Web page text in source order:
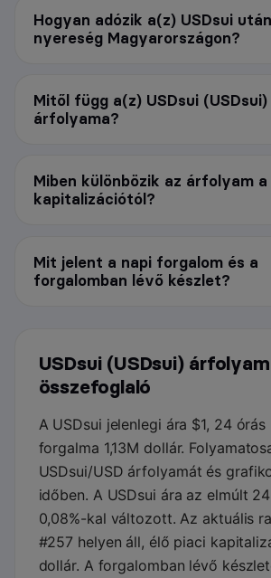
Hogyan adózik a(z) USDsui
nyereség Magyarországon?
Mitől függ a(z) USDsui (USDsui)
árfolyama?
Miben különbözik az árfolyam
kapitalizációtól?
Mit jelent a napi forgalom és a
forgalomban lévő készlet?
USDsui (USDsui) árfolyam
összefoglaló
A USDsui jelenlegi ára $1, 24
forgalma 1,13M dollár.
USDsui/USD árfolyamát és
időben. A USDsui ára az elmúlt
0,08%-kal változott. Az aktuális
#257 helyen áll, élő piaci
dollár. A forgalomban lévő